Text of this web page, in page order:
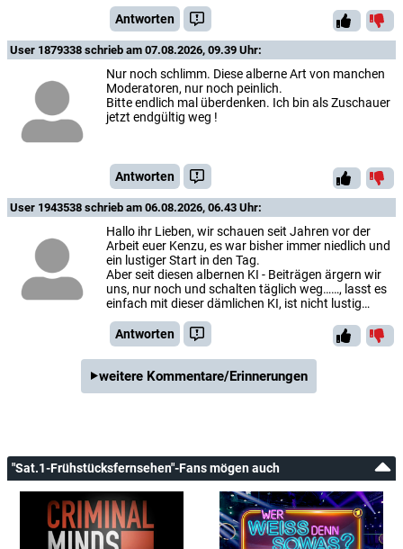
Antworten
User 1879338 schrieb am 07.08.2026, 09.39 Uhr:
Nur noch schlimm. Diese alberne Art von manchen
Moderatoren, nur noch peinlich.
Bitte endlich mal überdenken. Ich bin als Zuschauer
jetzt endgültig weg !
Antworten
User 1943538 schrieb am 06.08.2026, 06.43 Uhr:
Hallo ihr Lieben, wir schauen seit Jahren vor der
Arbeit euer Kenzu, es war bisher immer niedlich und
ein lustiger Start in den Tag.
Aber seit diesen albernen KI - Beiträgen ärgern wir
uns, nur noch und schalten täglich weg……, lasst es
einfach mit dieser dämlichen KI, ist nicht lustig…
Antworten
weitere Kommentare/Erinnerungen
"Sat.1-Frühstücksfernsehen"-Fans mögen auch